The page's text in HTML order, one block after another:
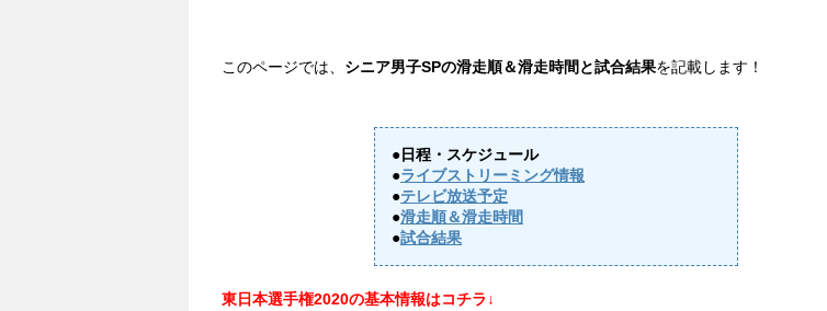
このページでは、 シニア男子SPの滑走順＆滑走時間と試合結果を記載します！
●日程・スケジュール
●ライブストリーミング情報
●テレビ放送予定
●滑走順＆滑走時間
●試合結果
東日本選手権2020の基本情報はコチラ↓